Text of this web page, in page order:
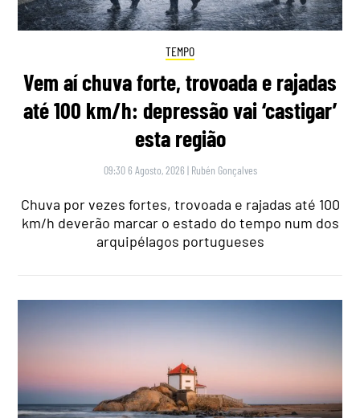
TEMPO
Vem aí chuva forte, trovoada e rajadas
até 100 km/h: depressão vai ‘castigar’
esta região
09:30 6 Agosto, 2026 | Rubén Gonçalves
Chuva por vezes fortes, trovoada e rajadas até 100
km/h deverão marcar o estado do tempo num dos
arquipélagos portugueses